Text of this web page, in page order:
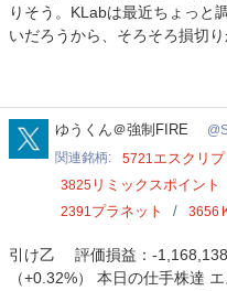
りそう。KLabは最近ちょっと
いだろうから、そろそろ損切り
SazabyMKII
ゆうくん＠強制FIRE
関連銘柄
5721エスクリ
3825 リミックスポイント
2391プラネット 3656
引け乙 評価損益：-1,168,138
（+0.32%） 本日の仕手株